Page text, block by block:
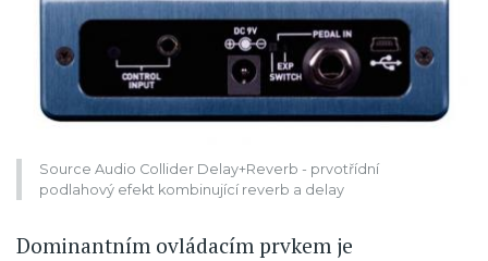
Source Audio Collider Delay+Reverb - prvotřídní
podlahový efekt kombinující reverb a delay
Dominantním ovládacím prvkem je